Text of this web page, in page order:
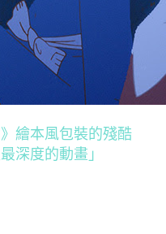
繪本風包裝的殘酷
深度的動畫」